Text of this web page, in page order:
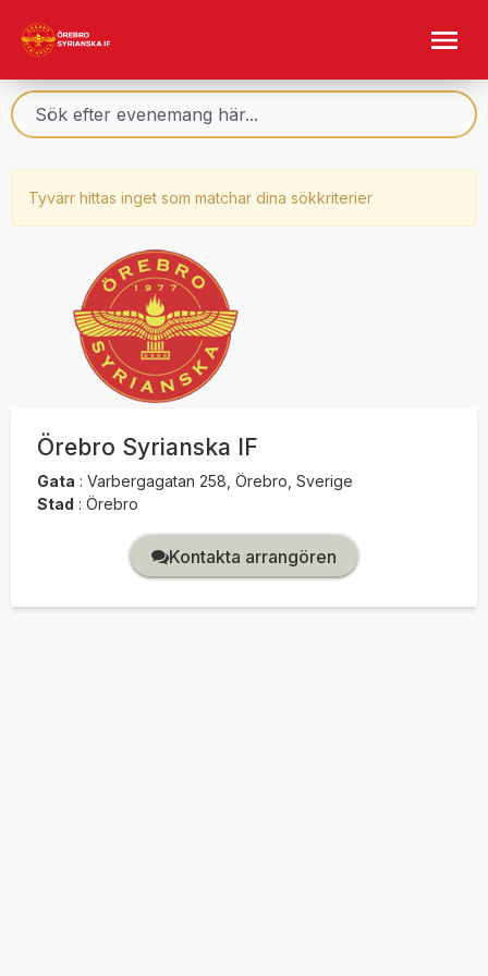
Tyvärr hittas inget som matchar dina sökkriterier
Örebro Syrianska IF
Gata : Varbergagatan 258, Örebro, Sverige
Stad : Örebro
Kontakta arrangören